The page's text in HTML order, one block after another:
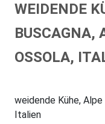
WEIDENDE
BUSCAGNA,
OSSOLA,
weidende Kühe,
Italien